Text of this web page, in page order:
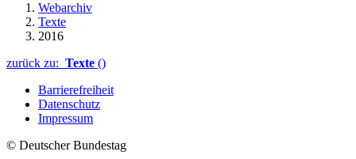
Webarchiv
Texte
2016
zurück zu: Texte ()
Barrierefreiheit
Datenschutz
Impressum
© Deutscher Bundestag